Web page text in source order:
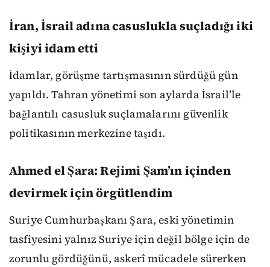
İran, İsrail adına casuslukla suçladığı iki
kişiyi idam etti
İdamlar, görüşme tartışmasının sürdüğü gün
yapıldı. Tahran yönetimi son aylarda İsrail’le
bağlantılı casusluk suçlamalarını güvenlik
politikasının merkezine taşıdı.
Ahmed el Şara: Rejimi Şam’ın içinden
devirmek için örgütlendim
Suriye Cumhurbaşkanı Şara, eski yönetimin
tasfiyesini yalnız Suriye için değil bölge için de
zorunlu gördüğünü, askerî mücadele sürerken